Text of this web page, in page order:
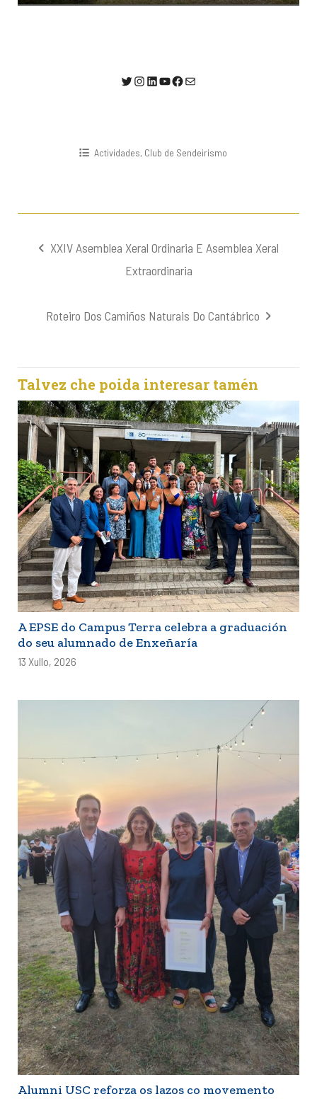
@AlumniUSC1
Instagram
LinkedIn
YouTube
Facebook
Correo electrónico
Actividades, Club de Sendeirismo
Navegación
XXIV Asemblea Xeral Ordinaria E Asemblea Xeral
Extraordinaria
Roteiro Dos Camiños Naturais Do Cantábrico
Talvez che poida interesar tamén
A EPSE do Campus Terra celebra a graduación
do seu alumnado de Enxeñaría
13 Xullo, 2026
Alumni USC reforza os lazos co movemento